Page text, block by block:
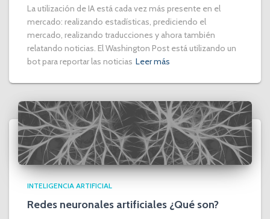
La utilización de IA está cada vez más presente en el
mercado: realizando estadísticas, prediciendo el
mercado, realizando traducciones y ahora también
relatando noticias. El Washington Post está utilizando un
bot para reportar las noticias Leer más
INTELIGENCIA ARTIFICIAL
Redes neuronales artificiales ¿Qué son?